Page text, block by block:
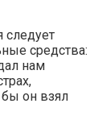
следует
средства:
нам
он взял